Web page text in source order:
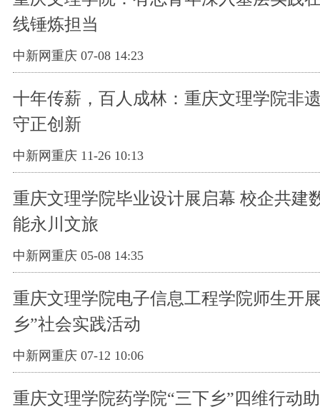
线锤炼担当
中新网重庆 07-08 14:23
十年传薪，百人成林：重庆文理学院非
守正创新
中新网重庆 11-26 10:13
重庆文理学院毕业设计展启幕 校企共建
能永川文旅
中新网重庆 05-08 14:35
重庆文理学院电子信息工程学院师生开
乡”社会实践活动
中新网重庆 07-12 10:06
重庆文理学院药学院“三下乡”四维行动